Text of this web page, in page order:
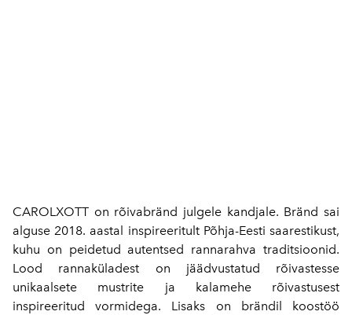
CAROLXOTT on rõivabränd julgele kandjale. Bränd sai
alguse 2018. aastal inspireeritult Põhja-Eesti saarestikust,
kuhu on peidetud autentsed rannarahva traditsioonid.
Lood rannaküladest on jäädvustatud rõivastesse
unikaalsete mustrite ja kalamehe rõivastusest
inspireeritud vormidega. Lisaks on brändil koostöö